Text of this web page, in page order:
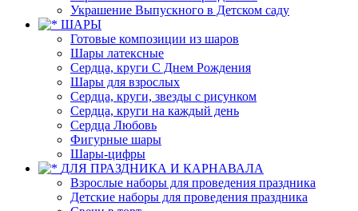
Украшение Выпускного в Детском саду
ШАРЫ
Готовые композиции из шаров
Шары латексные
Сердца, круги С Днем Рождения
Шары для взрослых
Сердца, круги, звезды с рисунком
Сердца, круги на каждый день
Сердца Любовь
Фигурные шары
Шары-цифры
ДЛЯ ПРАЗДНИКА И КАРНАВАЛА
Взрослые наборы для проведения праздника
Детские наборы для проведения праздника